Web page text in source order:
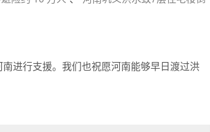
进行支援。我们也祝愿河南能够早日渡过洪